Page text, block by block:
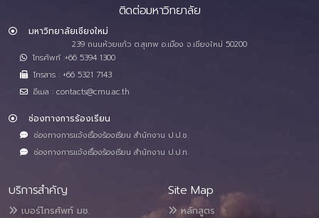
ติดต่อมหาวิทยาลัย
มหาวิทยาลัยเชียงใหม่
239 ถนนห้วยแก้ว ต.สุเทพ อ.เมือง จ.เชียงใหม่ 50200
โทรศัพท์ :+66 5394 1300
โทรสาร : +66 5321 7143
อีเมล : contacts@cmu.ac.th
ช่องทางการร้องเรียน
ช่องทางการแจ้งเรื่องร้องเรียน สำนักงาน ป.ป.ช.
ช่องทางการแจ้งเรื่องร้องเรียน สำนักงาน ป.ป.ท.
บริการสำคัญ
เบอร์โทรศัพท์ มช.
Site Map
หลักสูตร